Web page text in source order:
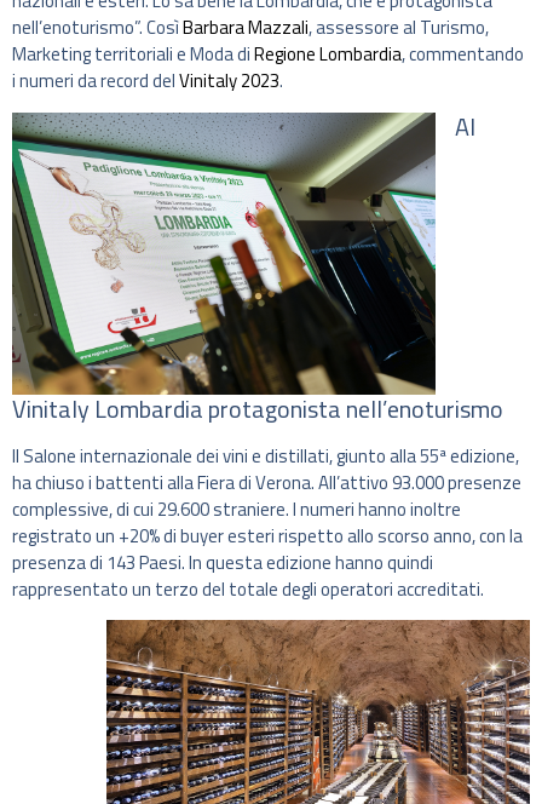
nell’enoturismo”. CosìBarbara Mazzali, assessore al Turismo,
Marketing territoriali e Moda diRegione Lombardia, commentando
i numeri da record delVinitaly 2023.
Al
Vinitaly Lombardia protagonista nell’enoturismo
Il Salone internazionale dei vini e distillati, giunto alla 55ª edizione,
ha chiuso i battenti alla Fiera di Verona. All’attivo 93.000 presenze
complessive, di cui 29.600 straniere. I numeri hanno inoltre
registrato un +20% di buyer esteri rispetto allo scorso anno, con la
presenza di 143 Paesi. In questa edizione hanno quindi
rappresentato un terzo del totale degli operatori accreditati.